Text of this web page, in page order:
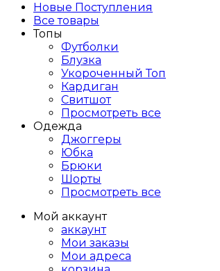
Новые Поступления
Все товары
Топы
Футболки
Блузка
Укороченный Топ
Кардиган
Свитшот
Просмотреть все
Одежда
Джоггеры
Юбка
Брюки
Шорты
Просмотреть все
Мой аккаунт
аккаунт
Мои заказы
Мои адреса